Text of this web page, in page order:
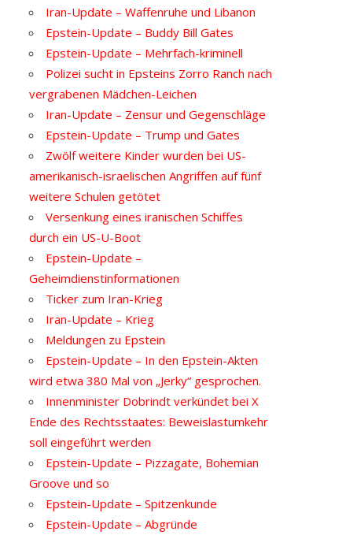
Iran-Update – Waffenruhe und Libanon
Epstein-Update – Buddy Bill Gates
Epstein-Update – Mehrfach-kriminell
Polizei sucht in Epsteins Zorro Ranch nach
vergrabenen Mädchen-Leichen
Iran-Update – Zensur und Gegenschläge
Epstein-Update – Trump und Gates
Zwölf weitere Kinder wurden bei US-
amerikanisch-israelischen Angriffen auf fünf
weitere Schulen getötet
Versenkung eines iranischen Schiffes
durch ein US-U-Boot
Epstein-Update –
Geheimdienstinformationen
Ticker zum Iran-Krieg
Iran-Update – Krieg
Meldungen zu Epstein
Epstein-Update – In den Epstein-Akten
wird etwa 380 Mal von „Jerky“ gesprochen.
Innenminister Dobrindt verkündet bei X
Ende des Rechtsstaates: Beweislastumkehr
soll eingeführt werden
Epstein-Update – Pizzagate, Bohemian
Groove und so
Epstein-Update – Spitzenkunde
Epstein-Update – Abgründe